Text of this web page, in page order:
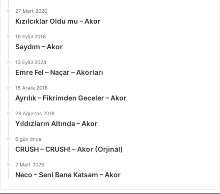
27 Mart 2020
Kızılcıklar Oldu mu – Akor
16 Eylül 2016
Saydım – Akor
13 Eylül 2024
Emre Fel – Naçar – Akorları
15 Aralık 2018
Ayrılık – Fikrimden Geceler – Akor
28 Ağustos 2018
Yıldızların Altında – Akor
6 gün önce
CRUSH – CRUSH! – Akor (Orjinal)
2 Mart 2026
Neco – Seni Bana Katsam – Akor